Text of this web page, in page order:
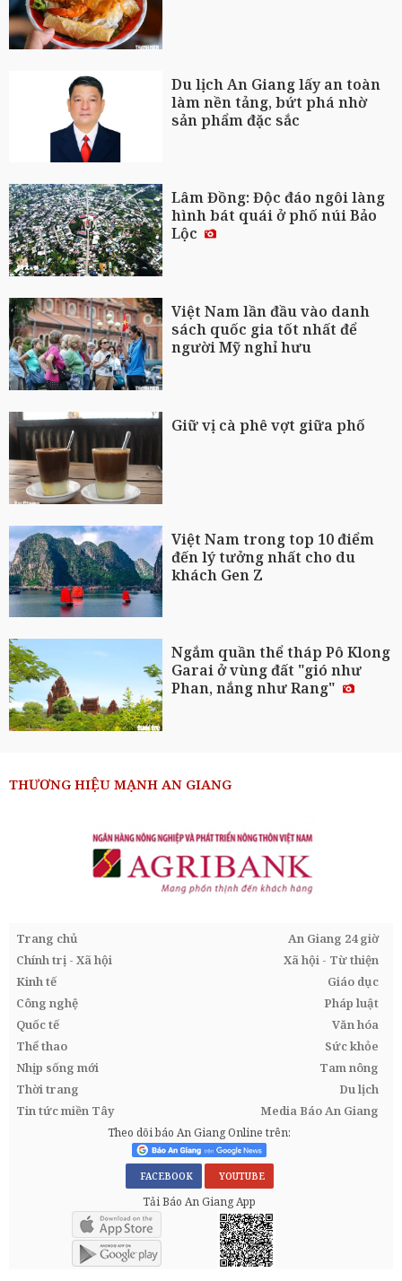
Du lịch An Giang lấy an toàn
làm nền tảng, bứt phá nhờ
sản phẩm đặc sắc
Lâm Đồng: Độc đáo ngôi làng
hình bát quái ở phố núi Bảo
Lộc
Việt Nam lần đầu vào danh
sách quốc gia tốt nhất để
người Mỹ nghỉ hưu
Giữ vị cà phê vợt giữa phố
Việt Nam trong top 10 điểm
đến lý tưởng nhất cho du
khách Gen Z
Ngắm quần thể tháp Pô Klong
Garai ở vùng đất "gió như
Phan, nắng như Rang"
THƯƠNG HIỆU MẠNH AN GIANG
Trang chủ
An Giang 24 giờ
Chính trị - Xã hội
Xã hội - Từ thiện
Kinh tế
Giáo dục
Công nghệ
Pháp luật
Quốc tế
Văn hóa
Thể thao
Sức khỏe
Nhịp sống mới
Tam nông
Thời trang
Du lịch
Tin tức miền Tây
Media Báo An Giang
Theo dõi báo An Giang Online trên:
FACEBOOK YOUTUBE
Tải Báo An Giang App